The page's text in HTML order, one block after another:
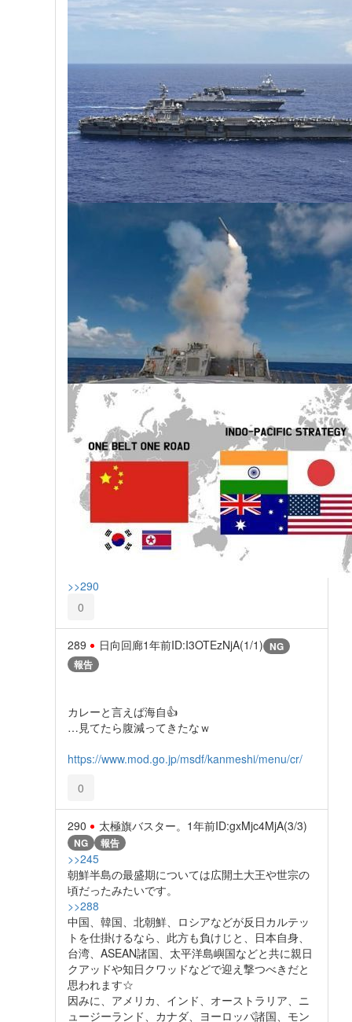
>>290
0
289 日向回廊1年前ID:I3OTEzNjA(1/1) NG
報告
カレーと言えば海自👍
…見てたら腹減ってきたなｗ
https://www.mod.go.jp/msdf/kanmeshi/menu/cr/
0
290 太極旗バスター。 1年前ID:gxMjc4MjA(3/3)
NG 報告
>>245
朝鮮半島の最盛期については広開土大王や世宗の
頃だったみたいです。
>>288
中国、韓国、北朝鮮、ロシアなどが反日カルテッ
トを仕掛けるなら、此方も負けじと、日本自身、
台湾、ASEAN諸国、太平洋島嶼国などと共に親日
クアッドや知日クワッドなどで迎え撃つべきだと
思われます☆
因みに、アメリカ、インド、オーストラリア、ニ
ュージーランド、カナダ、ヨーロッパ諸国、モン